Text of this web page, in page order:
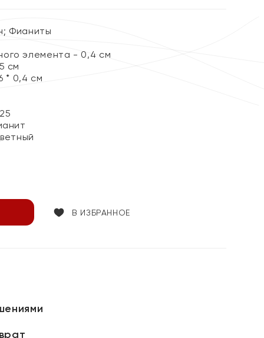
Фианиты
элемента - 0,4 см
см
* 0,4 см
В ИЗБРАННОЕ